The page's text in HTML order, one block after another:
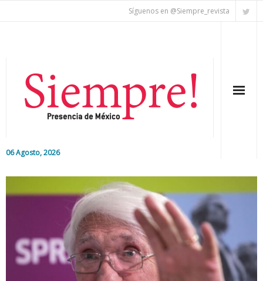
Síguenos en @Siempre_revista
06 Agosto, 2026
Colaboradores